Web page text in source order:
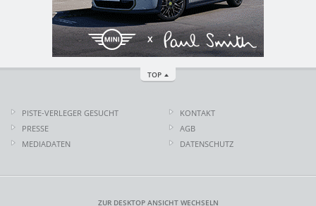
TOP
PISTE-VERLEGER GESUCHT
PRESSE
MEDIADATEN
KONTAKT
AGB
DATENSCHUTZ
ZUR DESKTOP ANSICHT WECHSELN